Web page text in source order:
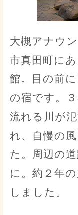
大槻アナウ
市真田町に
館。目の前
の宿です。
流れる川が
れ、自慢の
た。周辺の
に。約２年
しました。